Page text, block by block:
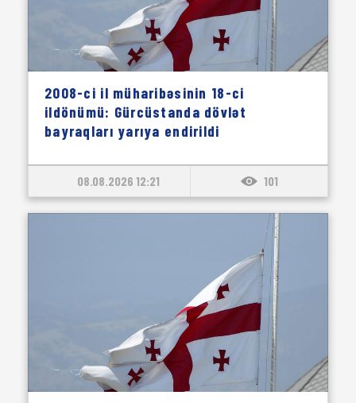
2008-ci il müharibəsinin 18-ci
ildönümü: Gürcüstanda dövlət
bayraqları yarıya endirildi
08.08.2026 12:21 101